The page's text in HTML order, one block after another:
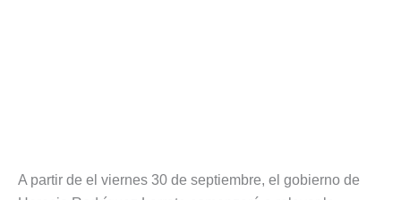
A partir de el viernes 30 de septiembre, el gobierno de